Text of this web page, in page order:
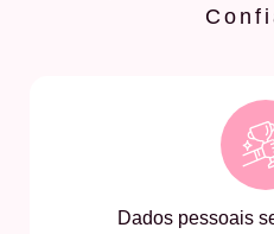
Dados pessoais